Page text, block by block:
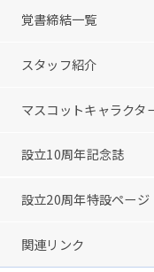
覚書締結一覧
スタッフ紹介
マスコットキャラクタ
設立10周年記念誌
設立20周年特設ページ
関連リンク